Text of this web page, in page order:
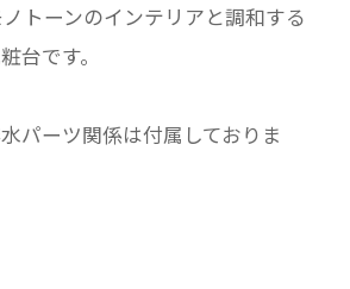
トーンのインテリアと調和する
台です。
パーツ関係は付属しておりま